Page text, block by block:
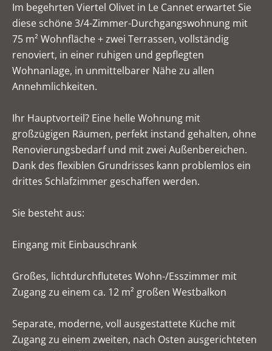
Im begehrten Viertel Olivet in Le Cannet erwartet Sie
diese schöne 3/4-Zimmer-Durchgangswohnung mit
75 m² Wohnfläche + zwei Terrassen, vollständig
renoviert, in einer ruhigen und gepflegten
Wohnanlage, in unmittelbarer Nähe zu allen
Annehmlichkeiten.
Ihr Hauptvorteil? Eine helle Wohnung mit
großzügigen Räumen, perfekt instand gehalten, ohne
Renovierungsbedarf und mit zwei Außenbereichen.
Dank des flexiblen Grundrisses kann problemlos ein
drittes Schlafzimmer geschaffen werden.
Sie besteht aus:
Eingang mit Einbauschrank
Großes, lichtdurchflutetes Wohn-/Esszimmer mit
Zugang zu einem ca. 12 m² großen Westbalkon
Separate, moderne, voll ausgestattete Küche mit
Zugang zu einem zweiten, nach Osten ausgerichteten